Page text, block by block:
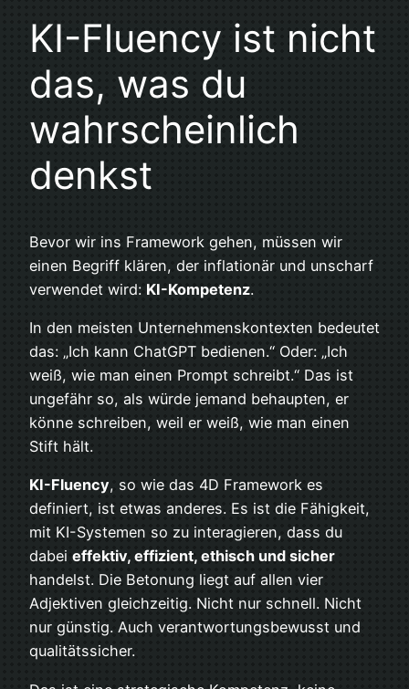
KI-Fluency ist nicht
das, was du
wahrscheinlich
denkst
Bevor wir ins Framework gehen, müssen wir
einen Begriff klären, der inflationär und unscharf
verwendet wird: KI-Kompetenz.
In den meisten Unternehmenskontexten bedeutet
das: „Ich kann ChatGPT bedienen.“ Oder: „Ich
weiß, wie man einen Prompt schreibt.“ Das ist
ungefähr so, als würde jemand behaupten, er
könne schreiben, weil er weiß, wie man einen
Stift hält.
KI-Fluency, so wie das 4D Framework es
definiert, ist etwas anderes. Es ist die Fähigkeit,
mit KI-Systemen so zu interagieren, dass du
dabei effektiv, effizient, ethisch und sicher
handelst. Die Betonung liegt auf allen vier
Adjektiven gleichzeitig. Nicht nur schnell. Nicht
nur günstig. Auch verantwortungsbewusst und
qualitätssicher.